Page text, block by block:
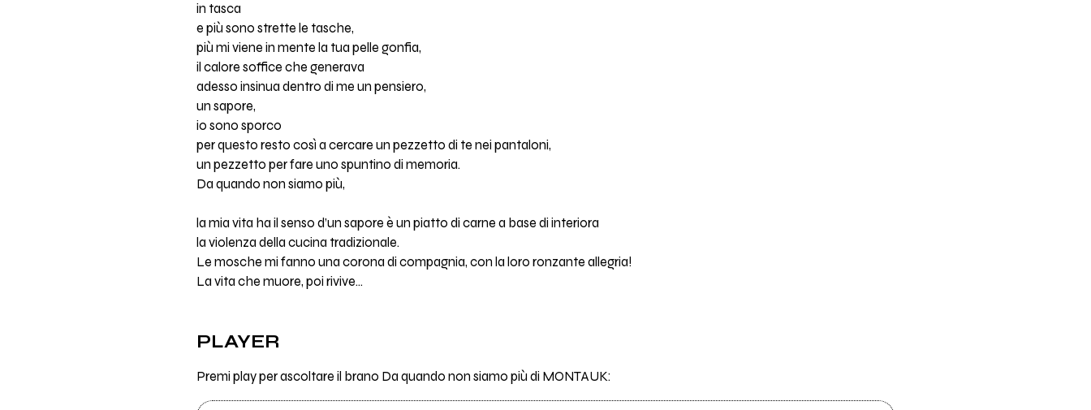
in tasca
e più sono strette le tasche,
più mi viene in mente la tua pelle gonfia,
il calore soffice che generava
adesso insinua dentro di me un pensiero,
un sapore,
io sono sporco
per questo resto così a cercare un pezzetto di te nei pantaloni,
un pezzetto per fare uno spuntino di memoria.
Da quando non siamo più,
la mia vita ha il senso d’un sapore è un piatto di carne a base di interiora
la violenza della cucina tradizionale.
Le mosche mi fanno una corona di compagnia, con la loro ronzante allegria!
La vita che muore, poi rivive...
PLAYER
Premi play per ascoltare il brano Da quando non siamo più di MONTAUK: